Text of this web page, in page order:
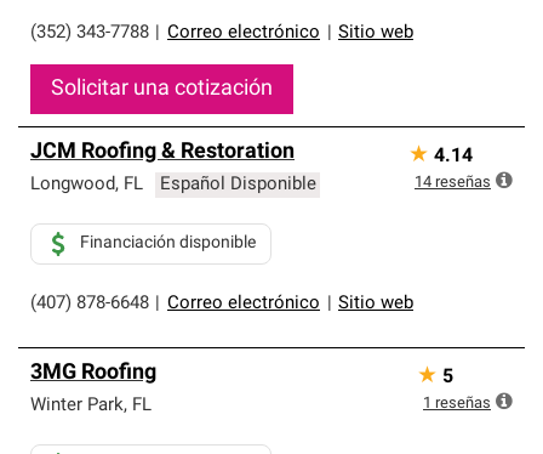
(352) 343-7788 Correo electrónico Sitio web
Solicitar una cotización
JCM Roofing & Restoration
Longwood, FL Español Disponible
(407) 878-6648 Correo electrónico Sitio web
Financiación disponible
★ 4.14
14 reseñas
3MG Roofing
Winter Park, FL
★ 5
1 reseñas